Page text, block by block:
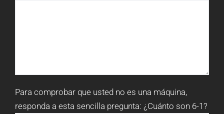
Para comprobar que usted no es una máquina,
responda a esta sencilla pregunta: ¿Cuánto son 6-1?